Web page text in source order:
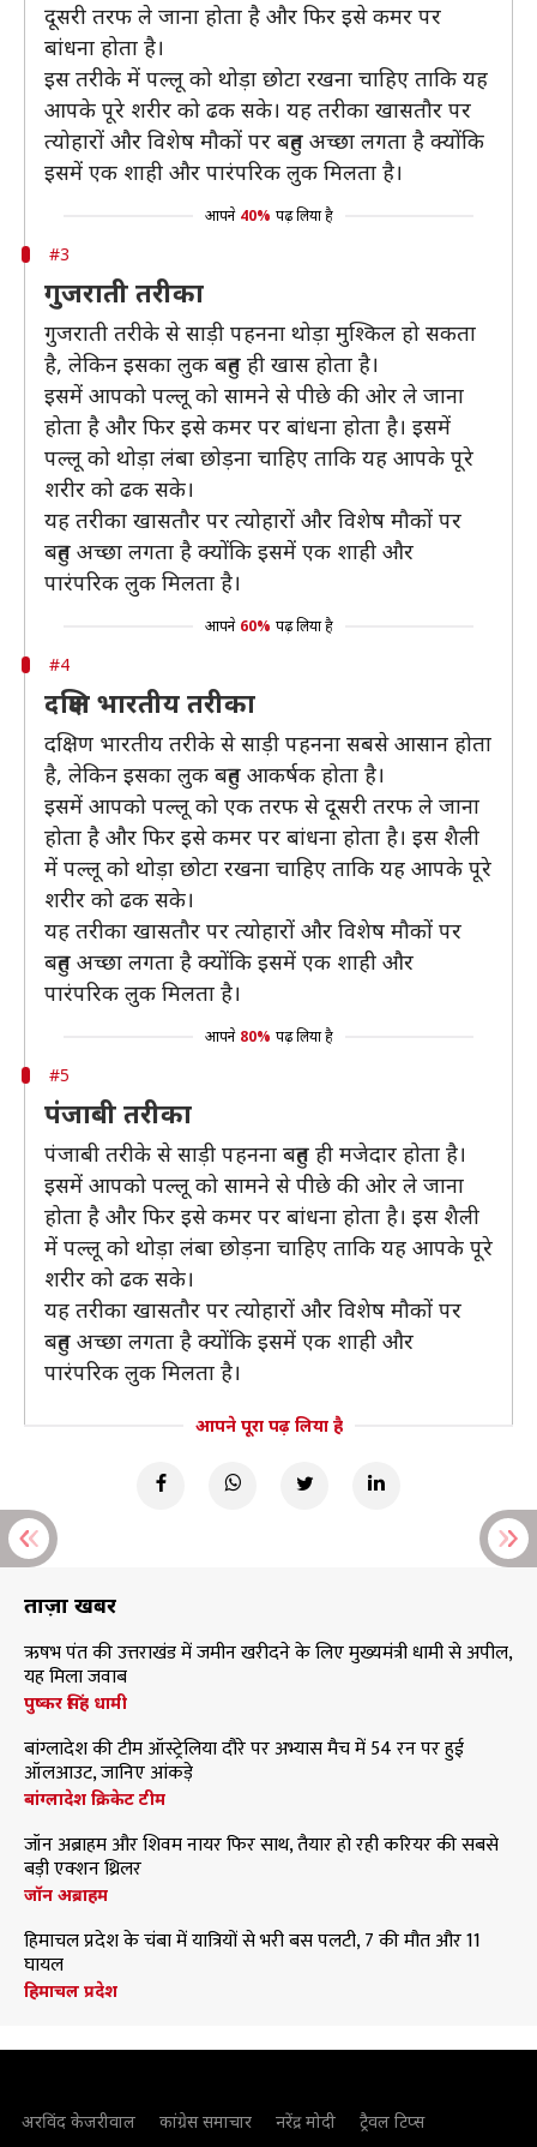
दूसरी तरफ ले जाना होता है और फिर इसे कमर पर
बांधना होता है।
इस तरीके में पल्लू को थोड़ा छोटा रखना चाहिए ताकि यह
आपके पूरे शरीर को ढक सके। यह तरीका खासतौर पर
त्योहारों और विशेष मौकों पर बहुत अच्छा लगता है क्योंकि
इसमें एक शाही और पारंपरिक लुक मिलता है।
आपने 40% पढ़ लिया है
#3
गुजराती तरीका
गुजराती तरीके से साड़ी पहनना थोड़ा मुश्किल हो सकता
है, लेकिन इसका लुक बहुत ही खास होता है।
इसमें आपको पल्लू को सामने से पीछे की ओर ले जाना
होता है और फिर इसे कमर पर बांधना होता है। इसमें
पल्लू को थोड़ा लंबा छोड़ना चाहिए ताकि यह आपके पूरे
शरीर को ढक सके।
यह तरीका खासतौर पर त्योहारों और विशेष मौकों पर
बहुत अच्छा लगता है क्योंकि इसमें एक शाही और
पारंपरिक लुक मिलता है।
आपने 60% पढ़ लिया है
#4
दक्षिण भारतीय तरीका
दक्षिण भारतीय तरीके से साड़ी पहनना सबसे आसान होता
है, लेकिन इसका लुक बहुत आकर्षक होता है।
इसमें आपको पल्लू को एक तरफ से दूसरी तरफ ले जाना
होता है और फिर इसे कमर पर बांधना होता है। इस शैली
में पल्लू को थोड़ा छोटा रखना चाहिए ताकि यह आपके पूरे
शरीर को ढक सके।
यह तरीका खासतौर पर त्योहारों और विशेष मौकों पर
बहुत अच्छा लगता है क्योंकि इसमें एक शाही और
पारंपरिक लुक मिलता है।
आपने 80% पढ़ लिया है
#5
पंजाबी तरीका
पंजाबी तरीके से साड़ी पहनना बहुत ही मजेदार होता है।
इसमें आपको पल्लू को सामने से पीछे की ओर ले जाना
होता है और फिर इसे कमर पर बांधना होता है। इस शैली
में पल्लू को थोड़ा लंबा छोड़ना चाहिए ताकि यह आपके पूरे
शरीर को ढक सके।
यह तरीका खासतौर पर त्योहारों और विशेष मौकों पर
बहुत अच्छा लगता है क्योंकि इसमें एक शाही और
पारंपरिक लुक मिलता है।
आपने पूरा पढ़ लिया है
ताज़ा खबरें
ऋषभ पंत की उत्तराखंड में जमीन खरीदने के लिए मुख्यमंत्री धामी से अपील,
यह मिला जवाब
पुष्कर सिंह धामी
बांग्लादेश की टीम ऑस्ट्रेलिया दौरे पर अभ्यास मैच में 54 रन पर हुई
ऑलआउट, जानिए आंकड़े
बांग्लादेश क्रिकेट टीम
जॉन अब्राहम और शिवम नायर फिर साथ, तैयार हो रही करियर की सबसे
बड़ी एक्शन थ्रिलर
जॉन अब्राहम
हिमाचल प्रदेश के चंबा में यात्रियों से भरी बस पलटी, 7 की मौत और 11
घायल
हिमाचल प्रदेश
अरविंद केजरीवाल कांग्रेस समाचार नरेंद्र मोदी ट्रैवल टिप्स